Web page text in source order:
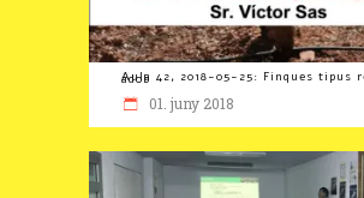
Aula 42, 2018-05-25: Finques tipus reg i adob
01. juny 2018